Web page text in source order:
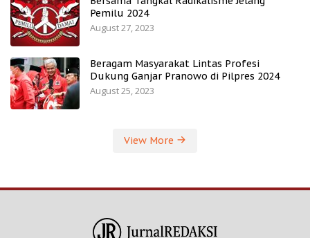
Pemilu 2024
August 27, 2023
Beragam Masyarakat Lintas Profesi
Dukung Ganjar Pranowo di Pilpres 2024
August 25, 2023
View More